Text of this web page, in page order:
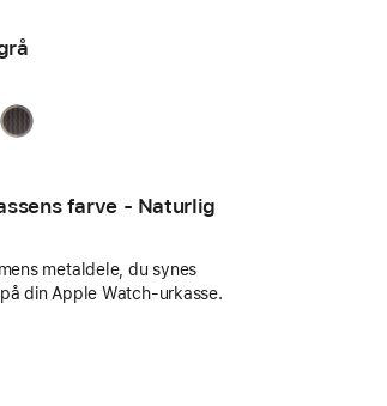
blå/sort
farve - Naturlig
metaldele, du synes
din Apple Watch-urkasse.